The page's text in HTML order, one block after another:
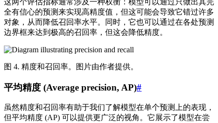
这两个评估指标通常涉及一种权衡：模型可以通过只做出其完
全有信心的预测来实现高精度值，但这可能会导致它错过许多
对象，从而降低召回率水平。同时，它也可以通过在各处预测
边界框来达到极高的召回率，但这会降低精度。
图 4. 精度和召回率。图片由作者提供。
平均精度 (Average precision, AP)#
虽然精度和召回率有助于我们了解模型在单个预测上的表现，
但平均精度 (AP) 可以提供更广泛的视角。它展示了模型在尝